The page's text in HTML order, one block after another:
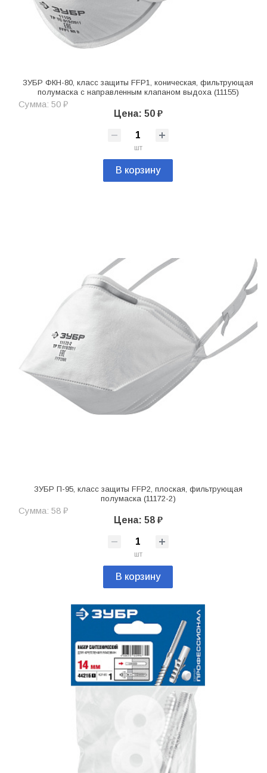
ЗУБР ФКН-80, класс защиты FFP1, коническая, фильтрующая
полумаска с направленным клапаном выдоха (11155)
Сумма: 50 ₽
Цена: 50 ₽
шт
В корзину
ЗУБР П-95, класс защиты FFP2, плоская, фильтрующая
полумаска (11172-2)
Сумма: 58 ₽
Цена: 58 ₽
шт
В корзину